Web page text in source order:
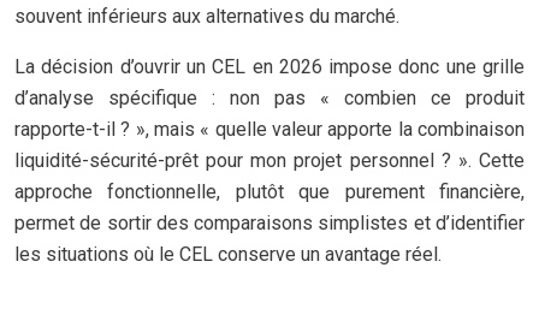
souvent inférieurs aux alternatives du marché.
La décision d’ouvrir un CEL en 2026 impose donc une grille
d’analyse spécifique : non pas « combien ce produit
rapporte-t-il ? », mais « quelle valeur apporte la combinaison
liquidité-sécurité-prêt pour mon projet personnel ? ». Cette
approche fonctionnelle, plutôt que purement financière,
permet de sortir des comparaisons simplistes et d’identifier
les situations où le CEL conserve un avantage réel.